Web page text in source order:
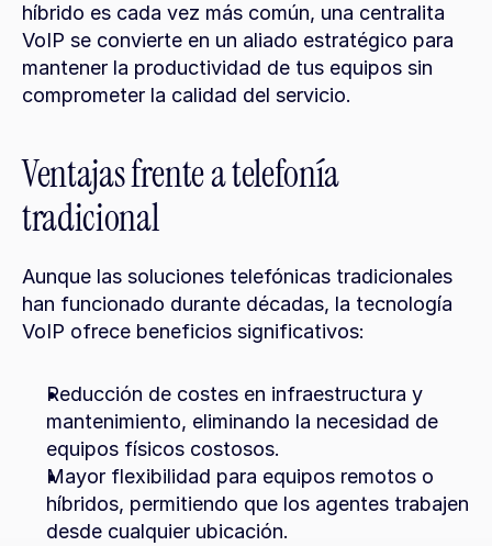
híbrido es cada vez más común, una centralita
VoIP se convierte en un aliado estratégico para
mantener la productividad de tus equipos sin
comprometer la calidad del servicio.
Ventajas frente a telefonía
tradicional
Aunque las soluciones telefónicas tradicionales
han funcionado durante décadas, la tecnología
VoIP ofrece beneficios significativos:
Reducción de costes en infraestructura y
mantenimiento, eliminando la necesidad de
equipos físicos costosos.
Mayor flexibilidad para equipos remotos o
híbridos, permitiendo que los agentes trabajen
desde cualquier ubicación.